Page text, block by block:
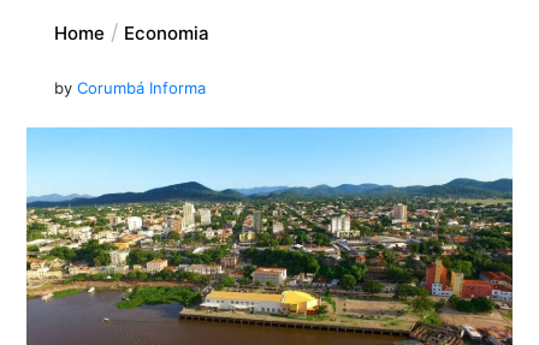
Home Economia
by Corumbá Informa